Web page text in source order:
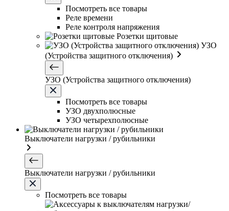
Посмотреть все товары
Реле времени
Реле контроля напряжения
Розетки щитовые
УЗО
(Устройства защитного отключения)
УЗО (Устройства защитного отключения)
Посмотреть все товары
УЗО двухполюсные
УЗО четырехполюсные
Выключатели нагрузки / рубильники
Выключатели нагрузки / рубильники
Посмотреть все товары